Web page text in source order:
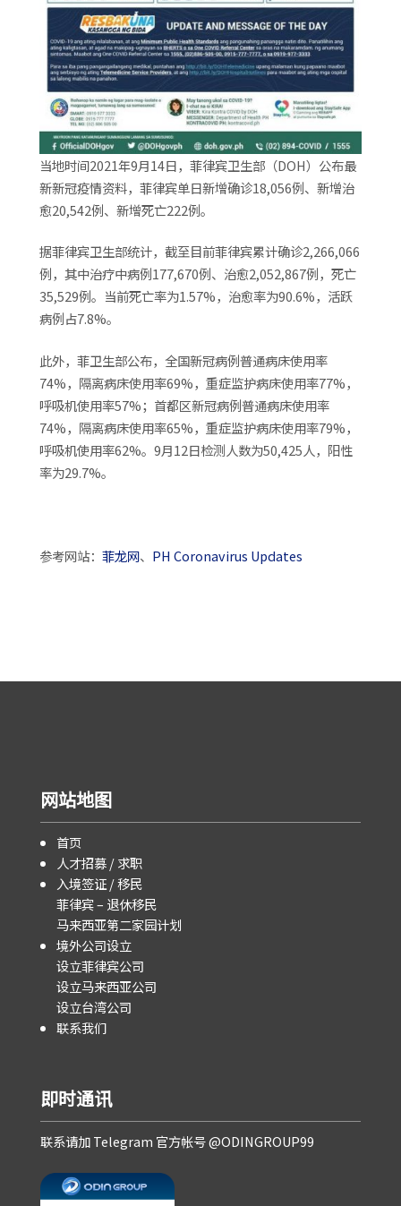
当地时间2021年9月14日，菲律宾卫生部（DOH）公布最
新新冠疫情资料，菲律宾单日新增确诊18,056例、新增治
愈20,542例、新增死亡222例。
据菲律宾卫生部统计，截至目前菲律宾累计确诊2,266,066
例，其中治疗中病例177,670例、治愈2,052,867例，死亡
35,529例。当前死亡率为1.57%，治愈率为90.6%，活跃
病例占7.8%。
此外，菲卫生部公布，全国新冠病例普通病床使用率
74%，隔离病床使用率69%，重症监护病床使用率77%，
呼吸机使用率57%；首都区新冠病例普通病床使用率
74%，隔离病床使用率65%，重症监护病床使用率79%，
呼吸机使用率62%。9月12日检测人数为50,425人，阳性
率为29.7%。
参考网站： 菲龙网、 PH Coronavirus Updates
网站地图
首页
人才招募 / 求职
入境签证 / 移民
菲律宾 – 退休移民
马来西亚第二家园计划
境外公司设立
设立菲律宾公司
设立马来西亚公司
设立台湾公司
联系我们
即时通讯
联系请加 Telegram 官方帐号 @ODINGROUP99